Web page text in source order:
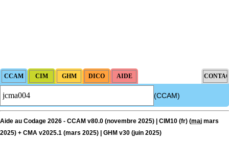
(CCAM)
Aide au Codage 2026 - CCAM v80.0 (novembre 2025) | CIM10 (fr) (maj mars
2025) + CMA v2025.1 (mars 2025) | GHM v30 (juin 2025)